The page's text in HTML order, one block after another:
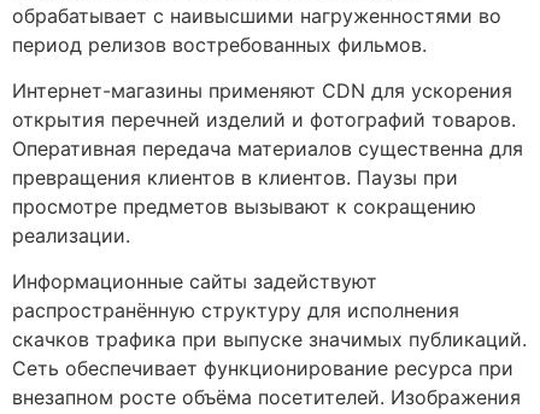
обрабатывает с наивысшими нагруженностями во
период релизов востребованных фильмов.
Интернет-магазины применяют CDN для ускорения
открытия перечней изделий и фотографий товаров.
Оперативная передача материалов существенна для
превращения клиентов в клиентов. Паузы при
просмотре предметов вызывают к сокращению
реализации.
Информационные сайты задействуют
распространённую структуру для исполнения
скачков трафика при выпуске значимых публикаций.
Сеть обеспечивает функционирование ресурса при
внезапном росте объёма посетителей. Изображения